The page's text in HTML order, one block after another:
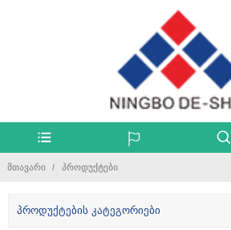
ᲛᲗᲐᲕᲐᲠᲘ ᲞᲠᲝᲓᲣᲥᲢᲔᲑᲘ
პროდუქტების კატეგორიები